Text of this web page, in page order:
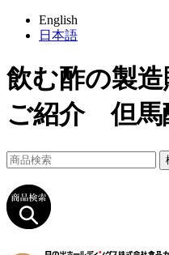
English
日本語
飲む酢の製
ご紹介 但馬